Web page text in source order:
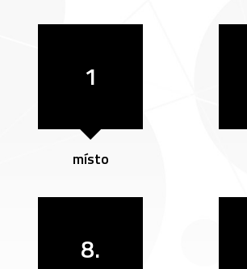
1
místo
8.